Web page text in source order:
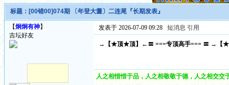
标题： [00错00]074期 〔年登大耋〕二连尾『长期发表』
【炯炯有神】
吉坛好友
发表于 2026-07-09 09:28 短消息 引用
→【★顶★顶】←〓 ===专顶高手=== 〓 →【
人之相惜惜于品，人之相敬敬于德，人之相交